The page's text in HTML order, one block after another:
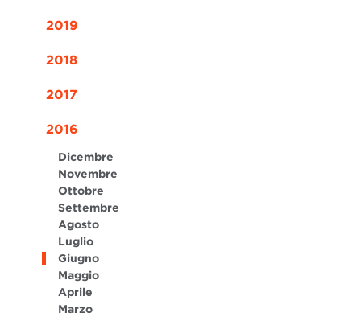
2019
2018
2017
2016
Dicembre
Novembre
Ottobre
Settembre
Agosto
Luglio
Giugno
Maggio
Aprile
Marzo